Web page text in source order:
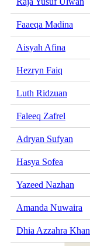
Faaeqa Madina
Aisyah Afina
Hezryn Faiq
Luth Ridzuan
Faleeq Zafrel
Adryan Sufyan
Hasya Sofea
Yazeed Nazhan
Amanda Nuwaira
Dhia Azzahra Khan